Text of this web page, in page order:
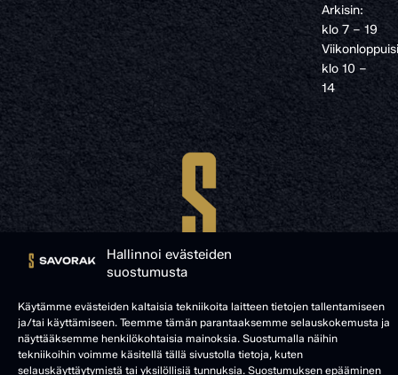
Hallinnoi evästeiden
suostumusta
Käytämme evästeiden kaltaisia tekniikoita laitteen tietojen tallentamiseen
ja/tai käyttämiseen. Teemme tämän parantaaksemme selauskokemusta ja
näyttääksemme henkilökohtaisia mainoksia. Suostumalla näihin
tekniikoihin voimme käsitellä tällä sivustolla tietoja, kuten
selauskäyttäytymistä tai yksilöllisiä tunnuksia. Suostumuksen epääminen
Arkisin:
klo 7 – 19
klo 10 –
14
© SAVORAK 2025